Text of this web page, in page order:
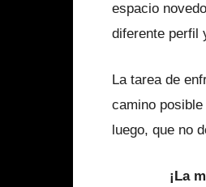
espacio
diferente perfil
La tarea de
camino
luego, que no
¡La